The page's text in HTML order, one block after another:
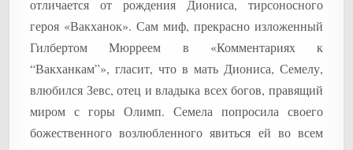
отличается от рождения Диониса, тирсоносного
героя «Вакханок». Сам миф, прекрасно изложенный
Гилбертом Мюрреем в «Комментариях к
“Вакханкам”», гласит, что в мать Диониса, Семелу,
влюбился Зевс, отец и владыка всех богов, правящий
миром с горы Олимп. Семела попросила своего
божественного возлюбленного явиться ей во всем